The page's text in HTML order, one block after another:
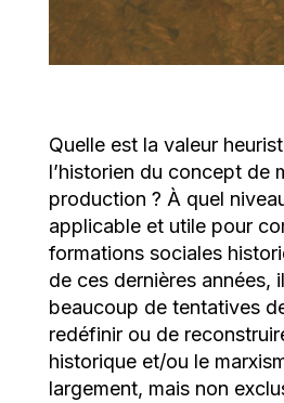
Quelle est la valeur
l’historien du concept de
production ? À quel
applicable et utile pour
formations sociales
de ces dernières années,
beaucoup de tentatives
redéfinir ou de
historique et/ou le
largement, mais non